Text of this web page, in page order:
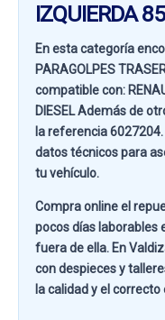
IZQUIERDA
En esta categoría
PARAGOLPES
compatible con:
DIESELAdemás de
la referencia6027204
datos técnicos para
tu vehículo.
Compra online el
pocos días laborables
fuera de ella. En
con despieces y
la calidad y el